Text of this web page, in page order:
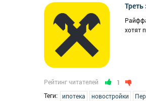
хотят
Рейтинг читателей 1
Теги:
ипотека новостройки